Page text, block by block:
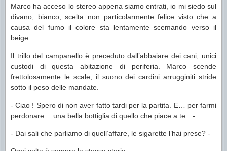
Marco ha acceso lo stereo appena siamo entrati, io mi siedo sul
divano, bianco, scelta non particolarmente felice visto che a
causa del fumo il colore sta lentamente scemando verso il
beige.
Il trillo del campanello è preceduto dall’abbaiare dei cani, unici
custodi di questa abitazione di periferia. Marco scende
frettolosamente le scale, il suono dei cardini arrugginiti stride
sotto il peso delle mandate.
- Ciao ! Spero di non aver fatto tardi per la partita. E… per farmi
perdonare… una bella bottiglia di quello che piace a te…-.
- Dai sali che parliamo di quell’affare, le sigarette l’hai prese? -